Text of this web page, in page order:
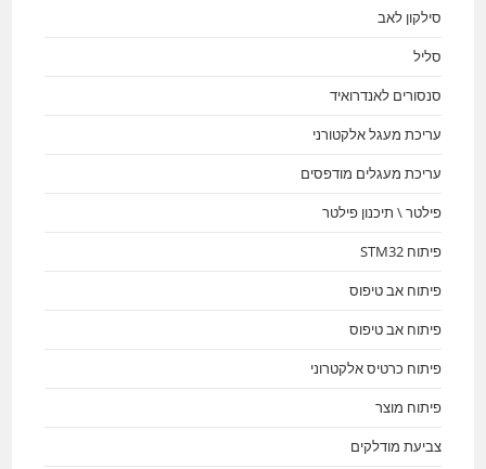
סילקון לאב
סליל
סנסורים לאנדרואיד
עריכת מעגל אלקטורני
עריכת מעגלים מודפסים
פילטר \ תיכנון פילטר
פיתוח STM32
פיתוח אב טיפוס
פיתוח אב טיפוס
פיתוח כרטיס אלקטרוני
פיתוח מוצר
צביעת מודלקים